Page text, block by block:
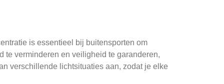
is essentieel bij buitensporten om
te verminderen en veiligheid te garanderen,
verschillende lichtsituaties aan, zodat je elke